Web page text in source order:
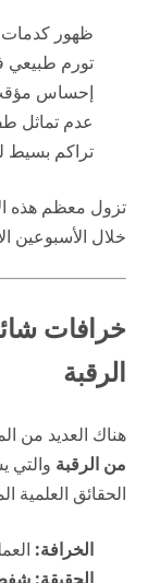
ظهور كدمات
تورم طبيعي
إحساس مؤقت
عدم تماثل
تراكم بسيط
تزول معظم هذه
خلال الأسبوعين
خرافات
الرقبة
هناك العديد من
من الرقبة والتي
الحقائق العلمية
الخرافة: